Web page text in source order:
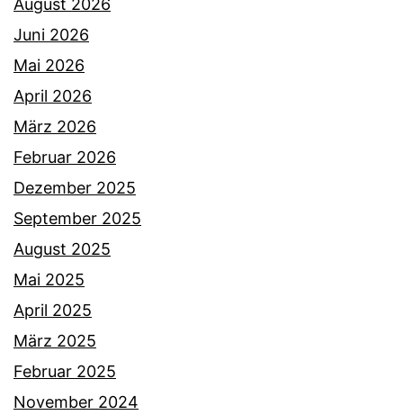
August 2026
Juni 2026
Mai 2026
April 2026
März 2026
Februar 2026
Dezember 2025
September 2025
August 2025
Mai 2025
April 2025
März 2025
Februar 2025
November 2024